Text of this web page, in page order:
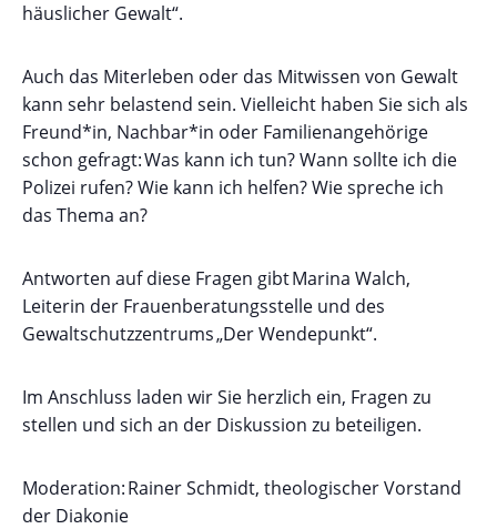
häuslicher Gewalt“.
Auch das Miterleben oder das Mitwissen von Gewalt
kann sehr belastend sein. Vielleicht haben Sie sich als
Freund*in, Nachbar*in oder Familienangehörige
schon gefragt: Was kann ich tun? Wann sollte ich die
Polizei rufen? Wie kann ich helfen? Wie spreche ich
das Thema an?
Antworten auf diese Fragen gibt Marina Walch,
Leiterin der Frauenberatungsstelle und des
Gewaltschutzzentrums „Der Wendepunkt“.
Im Anschluss laden wir Sie herzlich ein, Fragen zu
stellen und sich an der Diskussion zu beteiligen.
Moderation: Rainer Schmidt, theologischer Vorstand
der Diakonie